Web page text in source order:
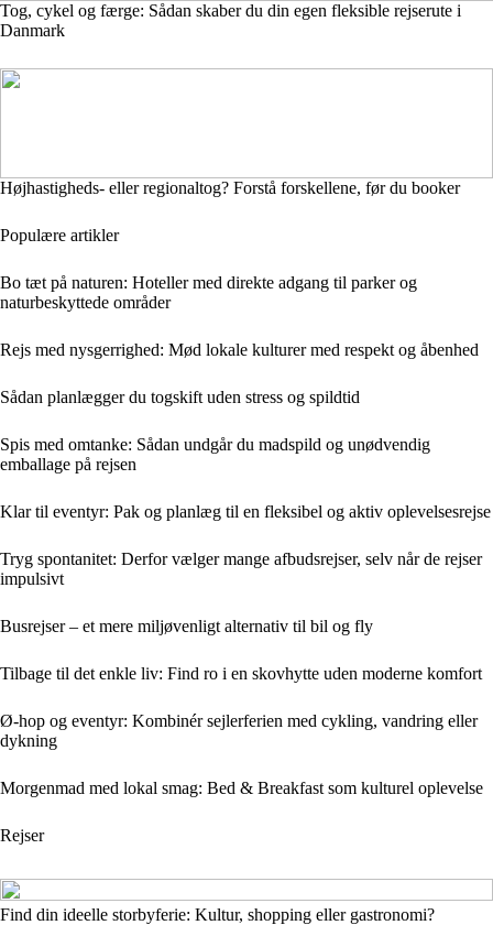
Tog, cykel og færge: Sådan skaber du din egen fleksible rejserute i
Danmark
Højhastigheds- eller regionaltog? Forstå forskellene, før du booker
Populære artikler
Bo tæt på naturen: Hoteller med direkte adgang til parker og
naturbeskyttede områder
Rejs med nysgerrighed: Mød lokale kulturer med respekt og åbenhed
Sådan planlægger du togskift uden stress og spildtid
Spis med omtanke: Sådan undgår du madspild og unødvendig
emballage på rejsen
Klar til eventyr: Pak og planlæg til en fleksibel og aktiv oplevelsesrejse
Tryg spontanitet: Derfor vælger mange afbudsrejser, selv når de rejser
impulsivt
Busrejser – et mere miljøvenligt alternativ til bil og fly
Tilbage til det enkle liv: Find ro i en skovhytte uden moderne komfort
Ø-hop og eventyr: Kombinér sejlerferien med cykling, vandring eller
dykning
Morgenmad med lokal smag: Bed & Breakfast som kulturel oplevelse
Rejser
Find din ideelle storbyferie: Kultur, shopping eller gastronomi?